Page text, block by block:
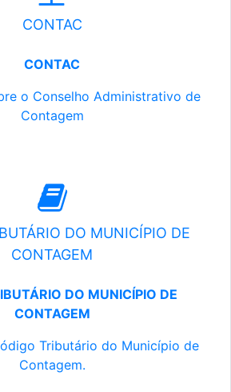
CONTAC
CONTAC
o Conselho Administrativo de
Contagem
DO MUNICÍPIO DE
CONTAGEM
DO MUNICÍPIO DE
CONTAGEM
Tributário do Município de
Contagem.